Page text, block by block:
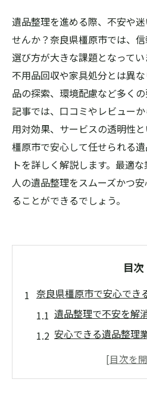
遺品整理を進める際、不安や
せんか？奈良県橿原市では、
選び方が大きな課題となって
不用品回収や家具処分とは異
品の探索、環境配慮など多く
記事では、口コミやレビュー
用対効果、サービスの透明性
橿原市で安心して任せられる
トを詳しく解説します。最適
人の遺品整理をスムーズかつ
ることができるでしょう。
目次
奈良県橿原市で安心でき
遺品整理で不安を解
安心できる遺品整理
遺品整理前に押さえ